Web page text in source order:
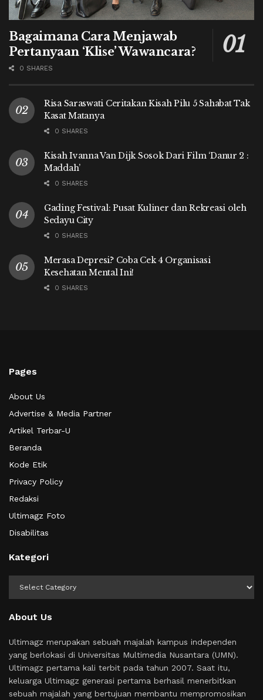
Bagaimana Cara Menjawab
Pertanyaan ‘Klise’ Wawancara?
0 SHARES
Risa Saraswati Ceritakan Kisah Pilu 5 Sahabat Tak
Kasat Matanya
0 SHARES
Kisah Ivanna Van Dijk Sosok Dari Film ‘Danur 2 :
Maddah’
0 SHARES
Gading Festival: Pusat Kuliner dan Rekreasi oleh
Sedayu City
0 SHARES
Merasa Depresi? Coba Cek 4 Organisasi
Kesehatan Mental Ini!
0 SHARES
Pages
About Us
Advertise & Media Partner
Artikel Terbar-U
Beranda
Kode Etik
Privacy Policy
Redaksi
Ultimagz Foto
Disabilitas
Kategori
About Us
Ultimagz merupakan sebuah majalah kampus independen
yang berlokasi di Universitas Multimedia Nusantara (UMN).
Ultimagz pertama kali terbit pada tahun 2007. Saat itu,
keluarga Ultimagz generasi pertama berhasil menerbitkan
sebuah majalah yang bertujuan membantu mempromosikan